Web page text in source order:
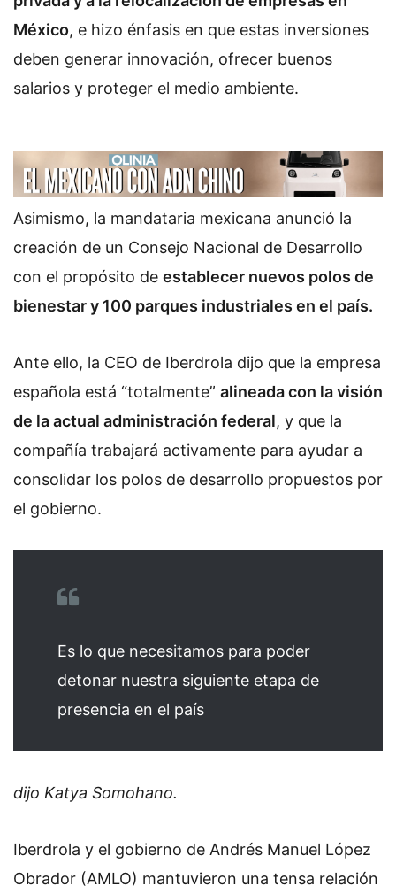
México, e hizo énfasis en que estas inversiones
deben generar innovación, ofrecer buenos
salarios y proteger el medio ambiente.
Asimismo, la mandataria mexicana anunció la
creación de un Consejo Nacional de Desarrollo
con el propósito de establecer nuevos polos de
bienestar y 100 parques industriales en el país.
Ante ello, la CEO de Iberdrola dijo que la empresa
española está “totalmente” alineada con la visión
de la actual administración federal, y que la
compañía trabajará activamente para ayudar a
consolidar los polos de desarrollo propuestos por
el gobierno.
Es lo que necesitamos para poder
detonar nuestra siguiente etapa de
presencia en el país
dijo Katya Somohano.
Iberdrola y el gobierno de Andrés Manuel López
Obrador (AMLO) mantuvieron una tensa relación